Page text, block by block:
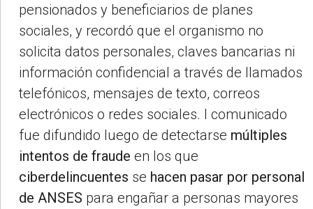
pensionados y beneficiarios de planes
sociales, y recordó que el organismo no
solicita datos personales, claves bancarias ni
información confidencial a través de llamados
telefónicos, mensajes de texto, correos
electrónicos o redes sociales. l comunicado
fue difundido luego de detectarse múltiples
intentos de fraude en los que
ciberdelincuentes se hacen pasar por personal
de ANSES para engañar a personas mayores